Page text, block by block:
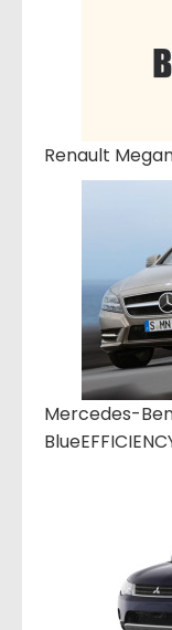
Renault
Mercedes-